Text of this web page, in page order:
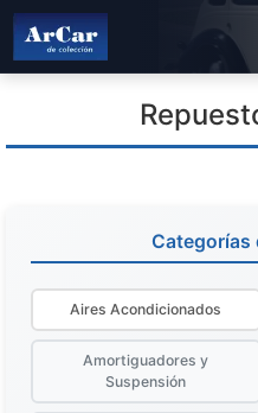
Categorías
Aires Acondicionados
Amortiguadores y
Suspensión